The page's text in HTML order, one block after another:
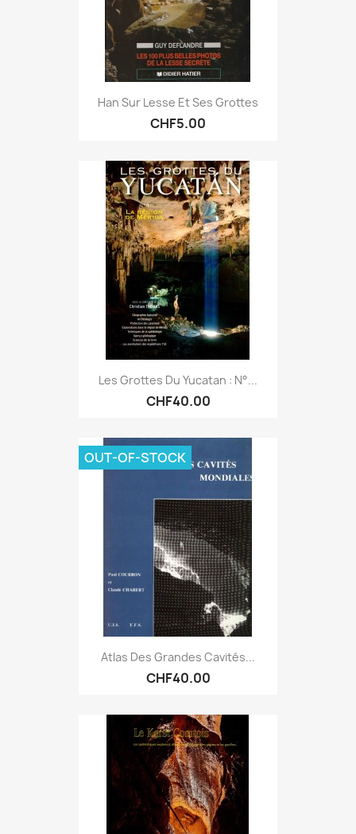
Han Sur Lesse Et Ses Grottes
CHF5.00
Les Grottes Du Yucatan : N°...
CHF40.00
Atlas Des Grandes Cavités...
CHF40.00
OUT-OF-STOCK